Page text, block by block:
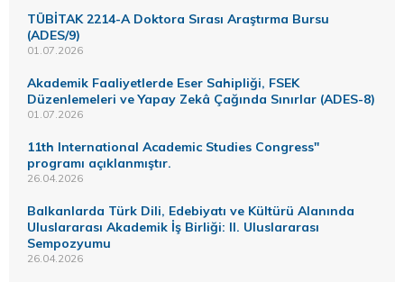
TÜBİTAK 2214-A Doktora Sırası Araştırma Bursu
(ADES/9)
01.07.2026
Akademik Faaliyetlerde Eser Sahipliği, FSEK
Düzenlemeleri ve Yapay Zekâ Çağında Sınırlar (ADES-8)
01.07.2026
11th International Academic Studies Congress"
programı açıklanmıştır.
26.04.2026
Balkanlarda Türk Dili, Edebiyatı ve Kültürü Alanında
Uluslararası Akademik İş Birliği: II. Uluslararası
Sempozyumu
26.04.2026